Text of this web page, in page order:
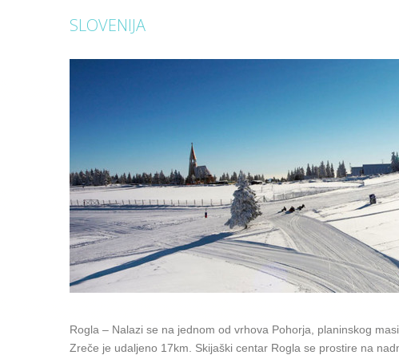
SLOVENIJA
Rogla – Nalazi se na jednom od vrhova Pohorja, planinskog
Zreče je udaljeno 17km. Skijaški centar Rogla se prostire na